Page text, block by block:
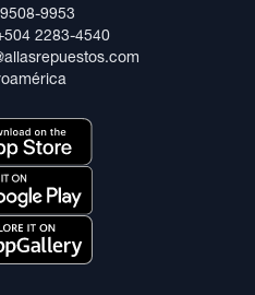
9953
2283-4540